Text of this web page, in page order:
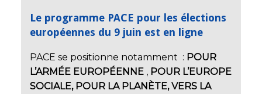
Le programme PACE pour les élections
européennes du 9 juin est en ligne
PACE se positionne notamment : POUR
L’ARMÉE EUROPÉENNE , POUR L’EUROPE
SOCIALE, POUR LA PLANÈTE,VERS LA